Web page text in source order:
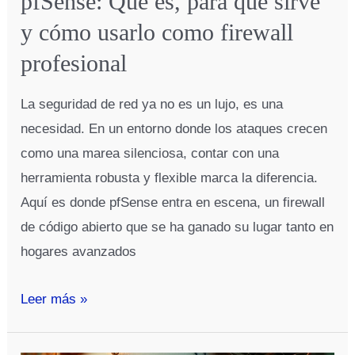
y cómo usarlo como firewall
profesional
La seguridad de red ya no es un lujo, es una
necesidad. En un entorno donde los ataques crecen
como una marea silenciosa, contar con una
herramienta robusta y flexible marca la diferencia.
Aquí es donde pfSense entra en escena, un firewall
de código abierto que se ha ganado su lugar tanto en
hogares avanzados
pfSense:
Leer más »